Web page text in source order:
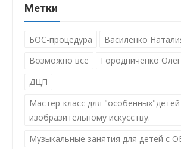
Метки
БОС-процедура
Василенко
Возможно всё
Городниченко
ДЦП
Мастер-класс для
изобразительному искусству.
Музыкальные занятия для детей с